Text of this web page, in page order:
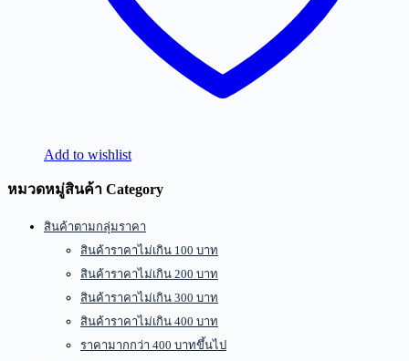
Add to wishlist
หมวดหมู่สินค้า Category
สินค้าตามกลุ่มราคา
สินค้าราคาไม่เกิน 100 บาท
สินค้าราคาไม่เกิน 200 บาท
สินค้าราคาไม่เกิน 300 บาท
สินค้าราคาไม่เกิน 400 บาท
ราคามากกว่า 400 บาทขึ้นไป